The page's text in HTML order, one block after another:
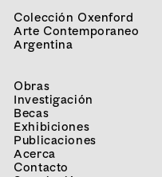
Colección Oxenford
Arte Contemporaneo
Argentina
Obras
Investigación
Becas
Exhibiciones
Publicaciones
Acerca
Contacto